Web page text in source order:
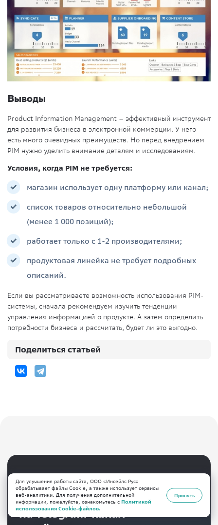
Выводы
Product Information Management – эффективный инструмент
для развития бизнеса в электронной коммерции. У него
есть много очевидных преимуществ. Но перед внедрением
PIM нужно уделить внимание деталям и исследованиям.
Условия, когда PIM не требуется:
магазин использует одну платформу или канал;
список товаров относительно небольшой
(менее 1 000 позиций);
работает только с 1-2 производителями;
продуктовая линейка не требует подробных
описаний.
Если вы рассматриваете возможность использования PIM-
системы, сначала рекомендуем изучить тенденции
управления информацией о продукте. А затем определить
потребности бизнеса и рассчитать, будет ли это выгодно.
Поделиться статьей
Полезный контент
Подписывайтесь
на Telegram-канал
Для улучшения работы сайта, ООО «Инсейлс Рус»
обрабатывает файлы Cookie, а также использует сервисы
веб-аналитики. Для получения дополнительной
информации, пожалуйста, ознакомьтесь с Политикой
использования Cookie-файлов.
Принять